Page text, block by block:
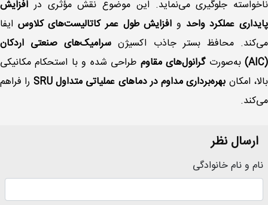
ناخواسته جلوگیری می‌نماید. این موضوع نقش مؤثری در افزایش
پایداری عملکرد واحد و افزایش طول عمر کاتالیست‌های کلاوس ایفا
می‌کند. محافظ بستر جاذب اکسیژن سرامیک‌های صنعتی اردکان
(AIC)
به‌صورتگرانول‌های مقاوم طراحی شده و با استحکام مکانیکی
بالا، امکان بهره‌برداری مداوم در دماهای عملیاتی متداول SRU
را فراهم
می‌کند.
ارسال نظر
نام و نام خانوادگی